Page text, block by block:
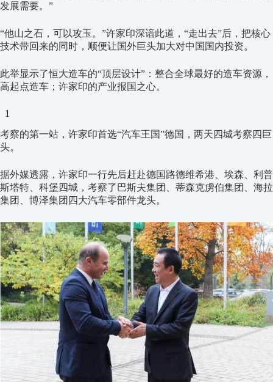
发展需要。”
“他山之石，可以攻玉。”许家印深谙此道，“走出去”后，把核心
技术带回来的同时，顺便让国外巨头加大对中国国内投资。
此举显示了恒大造车的“顶层设计”：整合全球最好的造车资源，
高起点造车；许家印的产业报国之心。
1
考察的第一站，许家印首选“汽车王国”德国，两天四城考察四巨
头。
据外媒透露，许家印一行先后赶赴德国路德维希港、埃森、利普
斯塔特、科堡四城，考察了巴斯夫集团、蒂森克虏伯集团、海拉
集团、博泽集团四大汽车零部件龙头。